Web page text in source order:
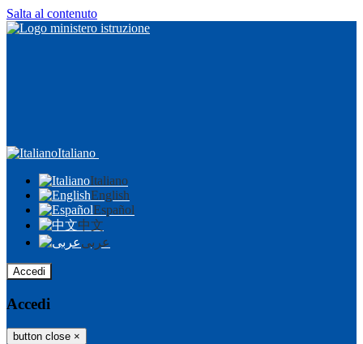
Salta al contenuto
Italiano
Italiano
English
Español
中文
عربى
Accedi
Accedi
button close ×